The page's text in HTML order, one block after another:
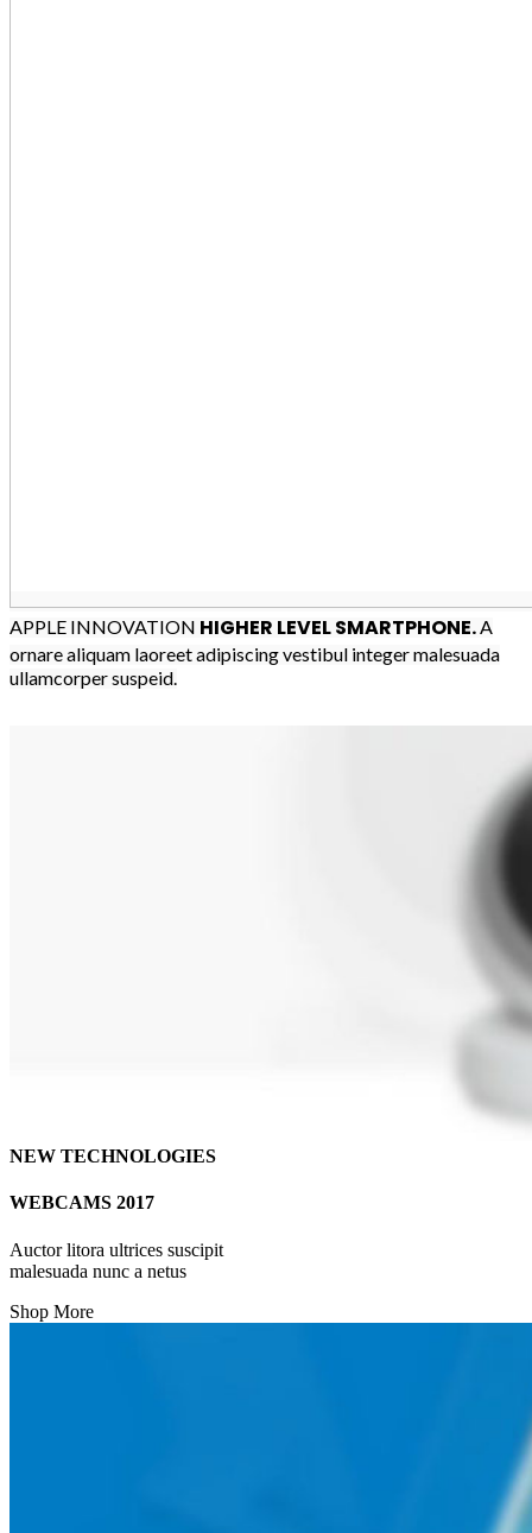
APPLE INNOVATION HIGHER LEVEL SMARTPHONE.A
ornare aliquam laoreet adipiscing vestibul integer malesuada
ullamcorper suspeid.
NEW TECHNOLOGIES
WEBCAMS 2017
Auctor litora ultrices suscipit
malesuada nunc a netus
Shop More